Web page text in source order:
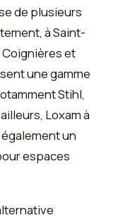
de plusieurs
à Saint-
et
une gamme
Stihl,
Loxam à
un
espaces